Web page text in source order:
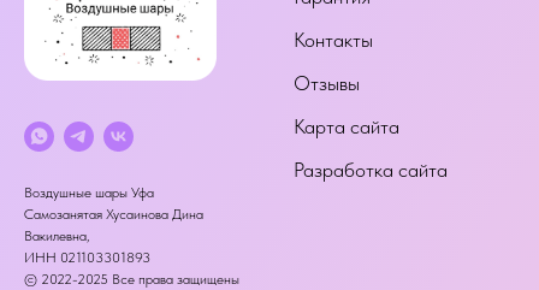
Воздушные шары Уфа
Самозанятая Хусаинова Дина
Вакилевна,
ИНН 021103301893
© 2022-2025 Все права защищены
Контакты
Отзывы
Карта сайта
Разработка сайта